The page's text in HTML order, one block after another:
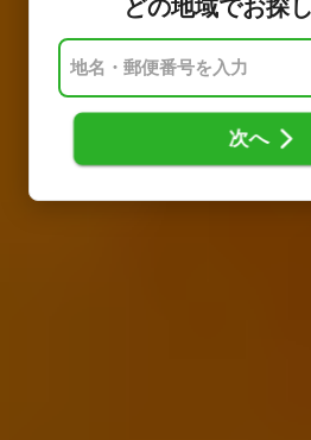
どの地域でお探
次へ